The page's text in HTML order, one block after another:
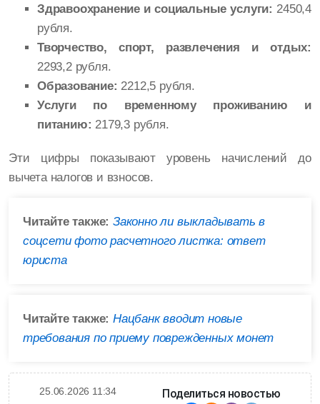
Здравоохранение и социальные услуги: 2450,4
рубля.
Творчество, спорт, развлечения и отдых:
2293,2 рубля.
Образование: 2212,5 рубля.
Услуги по временному проживанию и
питанию: 2179,3 рубля.
Эти цифры показывают уровень начислений до
вычета налогов и взносов.
Читайте также: Законно ли выкладывать в
соцсети фото расчетного листка: ответ
юриста
Читайте также: Нацбанк вводит новые
требования по приему поврежденных монет
25.06.2026 11:34
Поделиться новостью